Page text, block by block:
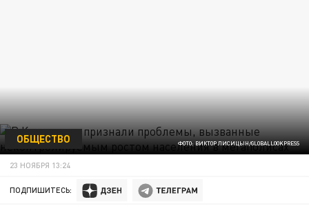
ФОТО: ВИКТОР ЛИСИЦЫН/GLOBALLOOKPRESS
ОБЩЕСТВО
23 НОЯБРЯ 13:24
ПОДПИШИТЕСЬ: